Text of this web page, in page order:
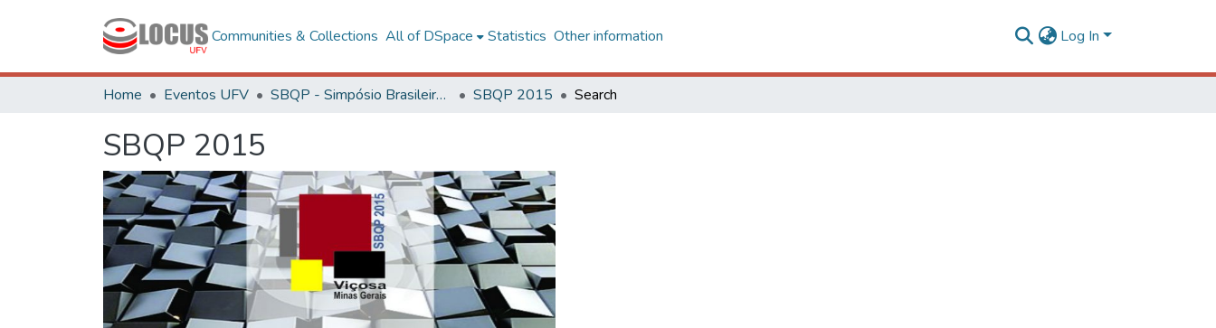
Communities & Collections All of DSpace Statistics Other information Log In
Home Eventos UFV SBQP - Simpósio Brasileiro de Qualidade do Projeto no Ambiente Construído SBQP 2015 Search
SBQP 2015